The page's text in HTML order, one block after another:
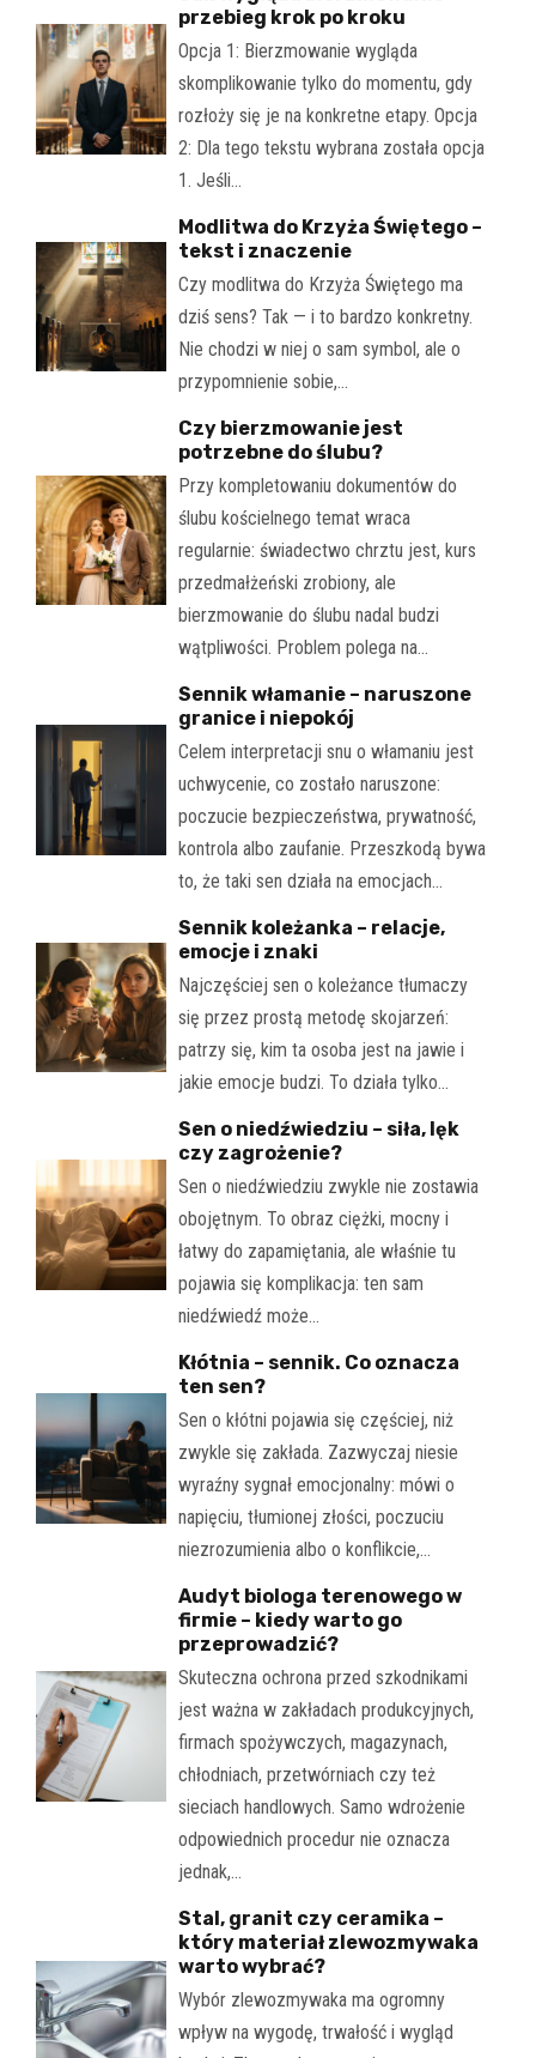
przebieg krok po kroku
Opcja 1: Bierzmowanie wygląda
skomplikowanie tylko do momentu, gdy
rozłoży się je na konkretne etapy. Opcja
2: Dla tego tekstu wybrana została opcja
1. Jeśli…
Modlitwa do Krzyża Świętego –
tekst i znaczenie
Czy modlitwa do Krzyża Świętego ma
dziś sens? Tak — i to bardzo konkretny.
Nie chodzi w niej o sam symbol, ale o
przypomnienie sobie,…
Czy bierzmowanie jest
potrzebne do ślubu?
Przy kompletowaniu dokumentów do
ślubu kościelnego temat wraca
regularnie: świadectwo chrztu jest, kurs
przedmałżeński zrobiony, ale
bierzmowanie do ślubu nadal budzi
wątpliwości. Problem polega na…
Sennik włamanie – naruszone
granice i niepokój
Celem interpretacji snu o włamaniu jest
uchwycenie, co zostało naruszone:
poczucie bezpieczeństwa, prywatność,
kontrola albo zaufanie. Przeszkodą bywa
to, że taki sen działa na emocjach…
Sennik koleżanka – relacje,
emocje i znaki
Najczęściej sen o koleżance tłumaczy
się przez prostą metodę skojarzeń:
patrzy się, kim ta osoba jest na jawie i
jakie emocje budzi. To działa tylko…
Sen o niedźwiedziu – siła, lęk
czy zagrożenie?
Sen o niedźwiedziu zwykle nie zostawia
obojętnym. To obraz ciężki, mocny i
łatwy do zapamiętania, ale właśnie tu
pojawia się komplikacja: ten sam
niedźwiedź może…
Kłótnia – sennik. Co oznacza
ten sen?
Sen o kłótni pojawia się częściej, niż
zwykle się zakłada. Zazwyczaj niesie
wyraźny sygnał emocjonalny: mówi o
napięciu, tłumionej złości, poczuciu
niezrozumienia albo o konflikcie,…
Audyt biologa terenowego w
firmie – kiedy warto go
przeprowadzić?
Skuteczna ochrona przed szkodnikami
jest ważna w zakładach produkcyjnych,
firmach spożywczych, magazynach,
chłodniach, przetwórniach czy też
sieciach handlowych. Samo wdrożenie
odpowiednich procedur nie oznacza
jednak,…
Stal, granit czy ceramika –
który materiał zlewozmywaka
warto wybrać?
Wybór zlewozmywaka ma ogromny
wpływ na wygodę, trwałość i wygląd